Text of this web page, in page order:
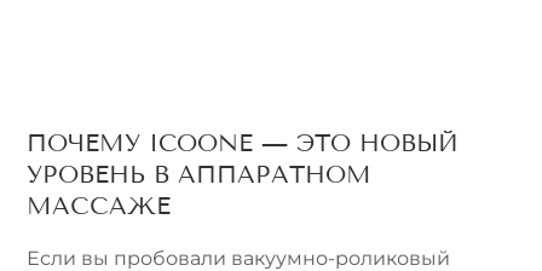
ПОЧЕМУ ICOONE — ЭТО НОВЫЙ
УРОВЕНЬ В АППАРАТНОМ
МАССАЖЕ
Если вы пробовали вакуумно-роликовый